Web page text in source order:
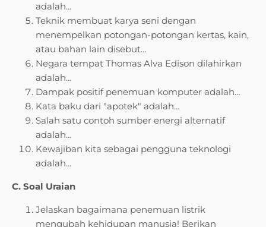
adalah…
Teknik membuat karya seni dengan
menempelkan potongan-potongan kertas, kain,
atau bahan lain disebut…
Negara tempat Thomas Alva Edison dilahirkan
adalah…
Dampak positif penemuan komputer adalah…
Kata baku dari "apotek" adalah…
Salah satu contoh sumber energi alternatif
adalah…
Kewajiban kita sebagai pengguna teknologi
adalah…
C. Soal Uraian
Jelaskan bagaimana penemuan listrik
mengubah kehidupan manusia! Berikan